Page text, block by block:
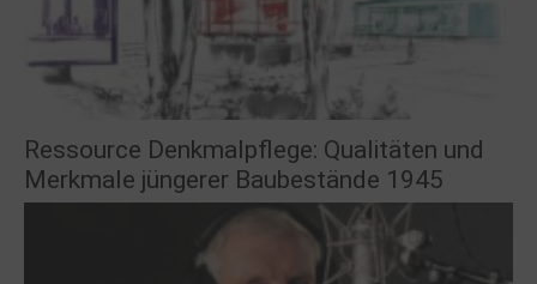
Ressource Denkmalpflege: Qualitäten und
Merkmale jüngerer Baubestände 1945